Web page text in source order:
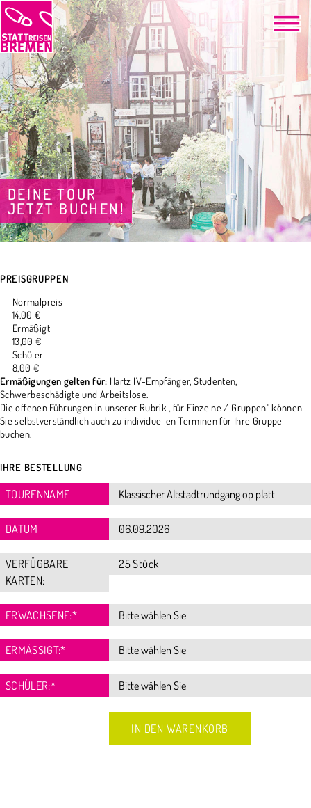
DEINE TOUR
JETZT BUCHEN!
PREISGRUPPEN
Normalpreis
14,00 €
Ermäßigt
13,00 €
Schüler
8,00 €
Ermäßigungen gelten für: Hartz IV-Empfänger, Studenten,
Schwerbeschädigte und Arbeitslose.
Die offenen Führungen in unserer Rubrik „für Einzelne / Gruppen“ können
Sie selbstverständlich auch zu individuellen Terminen für Ihre Gruppe
buchen.
IHRE BESTELLUNG
TOURENNAME
DATUM
VERFÜGBARE
KARTEN:
25 Stück
ERWACHSENE:*
ERMÄSSIGT:*
SCHÜLER:*